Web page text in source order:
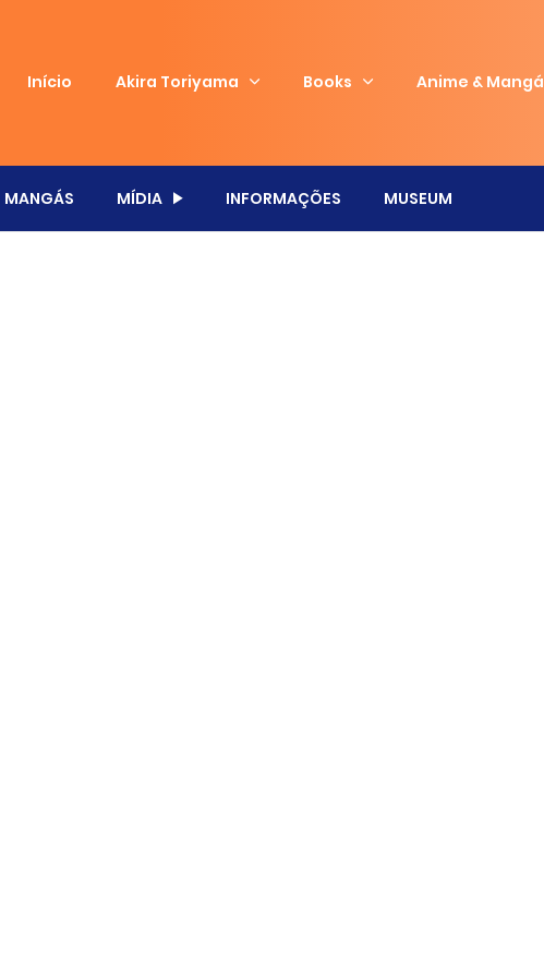
Início Akira Toriyama Books Anime & Mangá
MANGÁS MÍDIA INFORMAÇÕES MUSEUM